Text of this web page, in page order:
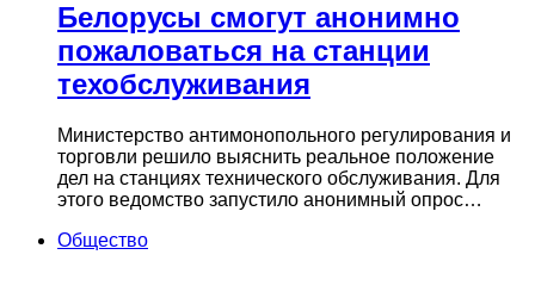
Белорусы смогут анонимно
пожаловаться на станции
техобслуживания
Министерство антимонопольного регулирования и
торговли решило выяснить реальное положение
дел на станциях технического обслуживания. Для
этого ведомство запустило анонимный опрос…
Общество